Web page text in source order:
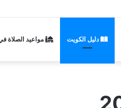
دليل الكويت مواعيد الصلاة